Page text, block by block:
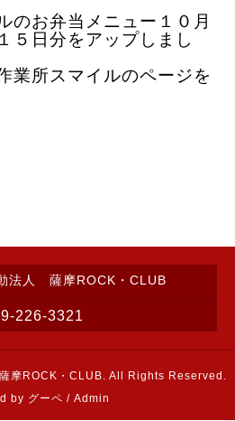
のお弁当メニュー１０月
５日分をアップしまし
業所スマイルのページを
法人 薩摩ROCK・CLUB
226-3321
摩ROCK・CLUB. All Rights Reserved.
by グーペ / Admin